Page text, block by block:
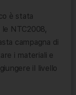
è stata
NTC2008,
campagna di
i materiali e
il livello